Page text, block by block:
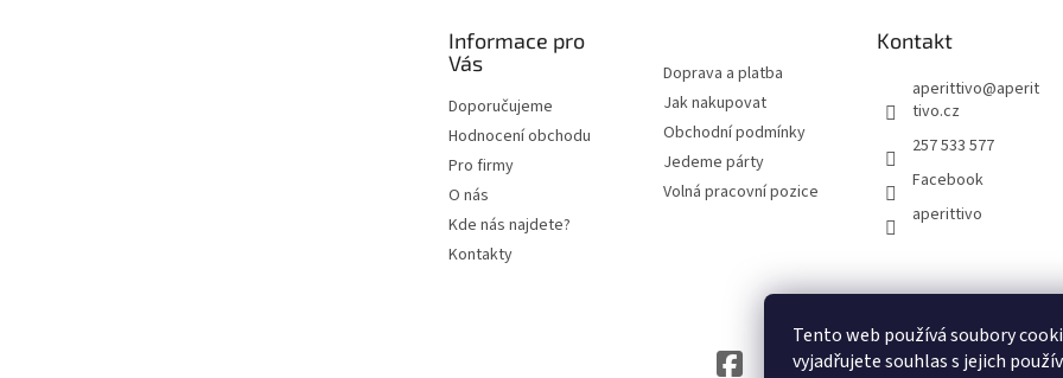
Tento web používá soubory
vyjadřujete souhlas s jejich
Informace pro
Vás
Doporučujeme
Hodnocení obchodu
Pro firmy
O nás
Kde nás najdete?
Kontakty
Doprava a platba
Jak nakupovat
Obchodní podmínky
Jedeme párty
Volná pracovní pozice
Kontakt
aperittivo@aperit
tivo.cz
257 533 577
Facebook
aperittivo